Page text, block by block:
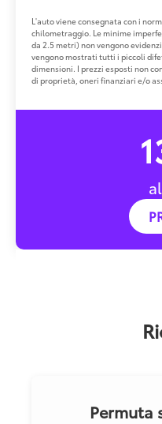
L'auto viene consegnata con i
chilometraggio. Le minime
da 2.5 metri) non vengono
vengono mostrati tutti i piccoli
dimensioni. I prezzi esposti non
di proprietà, oneri finanziari e/o
Permuta